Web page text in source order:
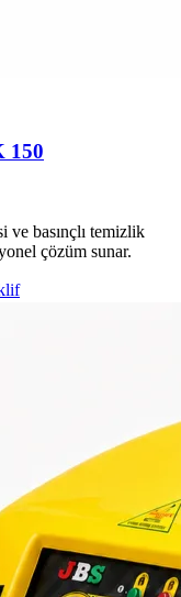
150
ve basınçlı temizlik
çözüm sunar.